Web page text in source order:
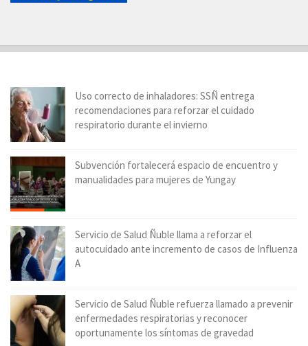
Uso correcto de inhaladores: SSÑ entrega
recomendaciones para reforzar el cuidado
respiratorio durante el invierno
Subvención fortalecerá espacio de encuentro y
manualidades para mujeres de Yungay
Servicio de Salud Ñuble llama a reforzar el
autocuidado ante incremento de casos de Influenza
A
Servicio de Salud Ñuble refuerza llamado a prevenir
enfermedades respiratorias y reconocer
oportunamente los síntomas de gravedad